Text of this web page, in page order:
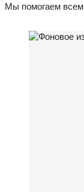
Мы помогаем